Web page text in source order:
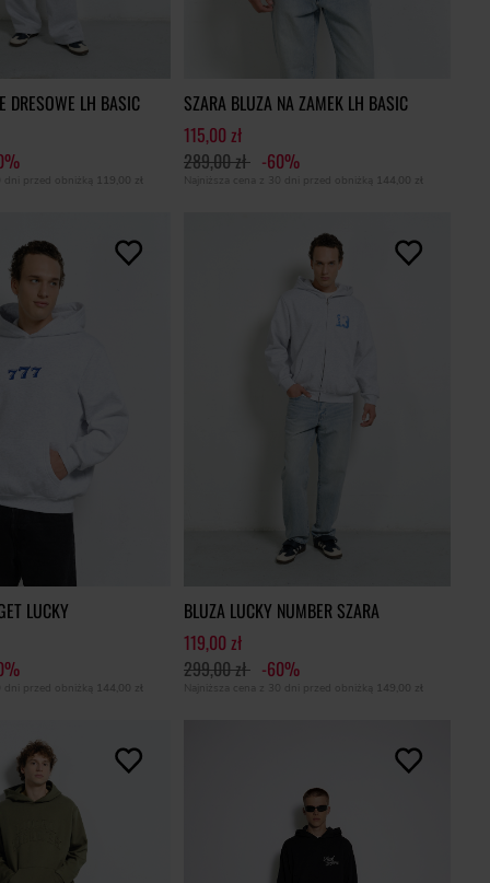
DRESOWE LH BASIC
dni przed obniżką 119,00 zł
SZARA BLUZA NA ZAMEK LH BASIC
115,00 zł
289,00 zł -60%
Najniższa cena z 30 dni przed obniżką 144,00 zł
LUCKY
dni przed obniżką 144,00 zł
BLUZA LUCKY NUMBER SZARA
119,00 zł
299,00 zł -60%
Najniższa cena z 30 dni przed obniżką 149,00 zł